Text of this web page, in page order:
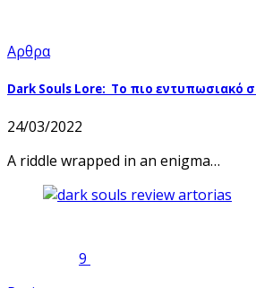
Αρθρα
Dark Souls Lore: Το πιο εντυπωσιακό
24/03/2022
A riddle wrapped in an enigma…
9